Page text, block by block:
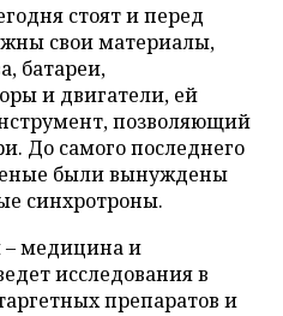
стоят и перед
свои материалы,
батареи,
и двигатели, ей
позволяющий
До самого последнего
были вынуждены
синхротроны.
– медицина и
исследования в
препаратов и